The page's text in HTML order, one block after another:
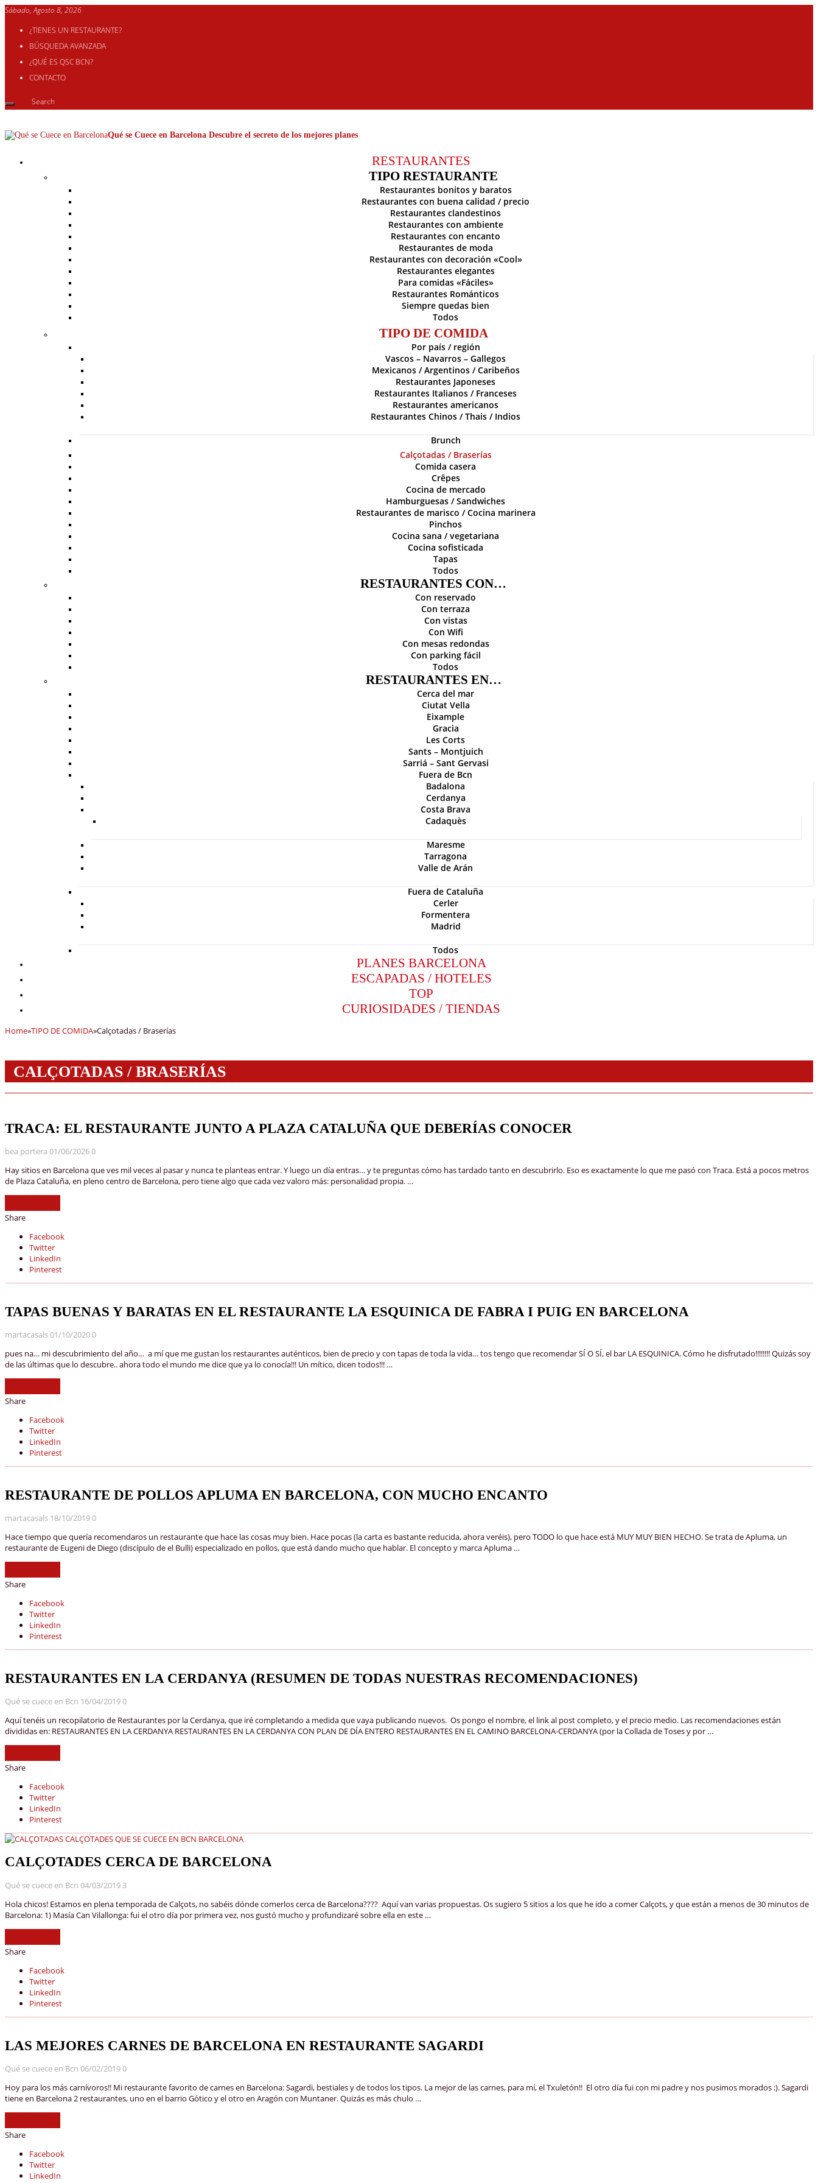
Sábado, Agosto 8, 2026
¿TIENES UN RESTAURANTE?
BÚSQUEDA AVANZADA
¿QUÉ ES QSC BCN?
CONTACTO
Qué se Cuece en Barcelona Descubre el secreto de los mejores planes
RESTAURANTES
TIPO RESTAURANTE
Restaurantes bonitos y baratos
Restaurantes con buena calidad / precio
Restaurantes clandestinos
Restaurantes con ambiente
Restaurantes con encanto
Restaurantes de moda
Restaurantes con decoración «Cool»
Restaurantes elegantes
Para comidas «Fáciles»
Restaurantes Románticos
Siempre quedas bien
Todos
TIPO DE COMIDA
Por país / región
Vascos – Navarros – Gallegos
Mexicanos / Argentinos / Caribeños
Restaurantes Japoneses
Restaurantes Italianos / Franceses
Restaurantes americanos
Restaurantes Chinos / Thais / Indios
Brunch
Calçotadas / Braserías
Comida casera
Crêpes
Cocina de mercado
Hamburguesas / Sandwiches
Restaurantes de marisco / Cocina marinera
Pinchos
Cocina sana / vegetariana
Cocina sofisticada
Tapas
Todos
RESTAURANTES CON…
Con reservado
Con terraza
Con vistas
Con Wifi
Con mesas redondas
Con parking fácil
Todos
RESTAURANTES EN…
Cerca del mar
Ciutat Vella
Eixample
Gracia
Les Corts
Sants – Montjuich
Sarriá – Sant Gervasi
Fuera de Bcn
Badalona
Cerdanya
Costa Brava
Cadaquès
Maresme
Tarragona
Valle de Arán
Fuera de Cataluña
Cerler
Formentera
Madrid
Todos
PLANES BARCELONA
ESCAPADAS / HOTELES
TOP
CURIOSIDADES / TIENDAS
Home»TIPO DE COMIDA»Calçotadas / Braserías
CALÇOTADAS / BRASERÍAS
TRACA: EL RESTAURANTE JUNTO A PLAZA CATALUÑA QUE DEBERÍAS CONOCER
bea portera 01/06/20260
Hay sitios en Barcelona que ves mil veces al pasar y nunca te planteas entrar. Y luego un día entras… y te preguntas cómo has tardado tanto en descubrirlo. Eso es exactamente lo que me pasó con Traca. Está a pocos metros
de Plaza Cataluña, en pleno centro de Barcelona, pero tiene algo que cada vez valoro más: personalidad propia. …
Share
Facebook
Twitter
LinkedIn
Pinterest
TAPAS BUENAS Y BARATAS EN EL RESTAURANTE LA ESQUINICA DE FABRA I PUIG EN BARCELONA
martacasals01/10/20200
pues na… mi descubrimiento del año… a mí que me gustan los restaurantes auténticos, bien de precio y con tapas de toda la vida… tos tengo que recomendar SÍ O SÍ, el bar LA ESQUINICA. Cómo he disfrutado!!!!!!!! Quizás soy
de las últimas que lo descubre.. ahora todo el mundo me dice que ya lo conocía!!! Un mítico, dicen todos!!! …
Share
Facebook
Twitter
LinkedIn
Pinterest
RESTAURANTE DE POLLOS APLUMA EN BARCELONA, CON MUCHO ENCANTO
martacasals 18/10/20190
Hace tiempo que quería recomendaros un restaurante que hace las cosas muy bien. Hace pocas (la carta es bastante reducida, ahora veréis), pero TODO lo que hace está MUY MUY BIEN HECHO. Se trata de Apluma, un
restaurante de Eugeni de Diego (discípulo de el Bulli) especializado en pollos, que está dando mucho que hablar. El concepto y marca Apluma …
Share
Facebook
Twitter
LinkedIn
Pinterest
RESTAURANTES EN LA CERDANYA (RESUMEN DE TODAS NUESTRAS RECOMENDACIONES)
Qué se cuece en Bcn 16/04/20190
Aquí tenéis un recopilatorio de Restaurantes por la Cerdanya, que iré completando a medida que vaya publicando nuevos. Os pongo el nombre, el link al post completo, y el precio medio. Las recomendaciones están
divididas en: RESTAURANTES EN LA CERDANYA RESTAURANTES EN LA CERDANYA CON PLAN DE DÍA ENTERO RESTAURANTES EN EL CAMINO BARCELONA-CERDANYA (por la Collada de Toses y por …
Share
Facebook
Twitter
LinkedIn
Pinterest
CALÇOTADES CERCA DE BARCELONA
Qué se cuece en Bcn 04/03/2019 3
Hola chicos! Estamos en plena temporada de Calçots, no sabéis dónde comerlos cerca de Barcelona???? Aquí van varias propuestas. Os sugiero 5 sitios a los que he ido a comer Calçots, y que están a menos de 30 minutos de
Barcelona: 1) Masía Can Vilallonga: fui el otro día por primera vez, nos gustó mucho y profundizaré sobre ella en este …
Share
Facebook
Twitter
LinkedIn
Pinterest
LAS MEJORES CARNES DE BARCELONA EN RESTAURANTE SAGARDI
Qué se cuece en Bcn 06/02/20190
Hoy para los más carnívoros!! Mi restaurante favorito de carnes en Barcelona: Sagardi, bestiales y de todos los tipos. La mejor de las carnes, para mí, el Txuletón!! El otro día fui con mi padre y nos pusimos morados :). Sagardi
tiene en Barcelona 2 restaurantes, uno en el barrio Gótico y el otro en Aragón con Muntaner. Quizás es más chulo …
Share
Facebook
Twitter
LinkedIn